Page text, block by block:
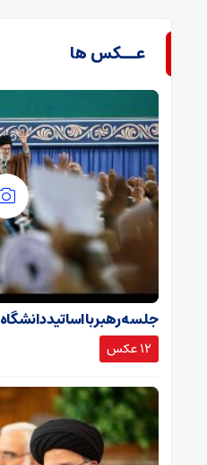
عــکس ها
جلسه رهبر با اساتید دانشگاه
12 عکس